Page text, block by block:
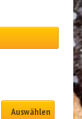
Auswählen